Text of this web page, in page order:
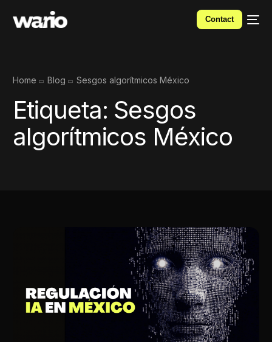
Contact
Home Blog Sesgos algorítmicos México
Etiqueta: Sesgos
algorítmicos México